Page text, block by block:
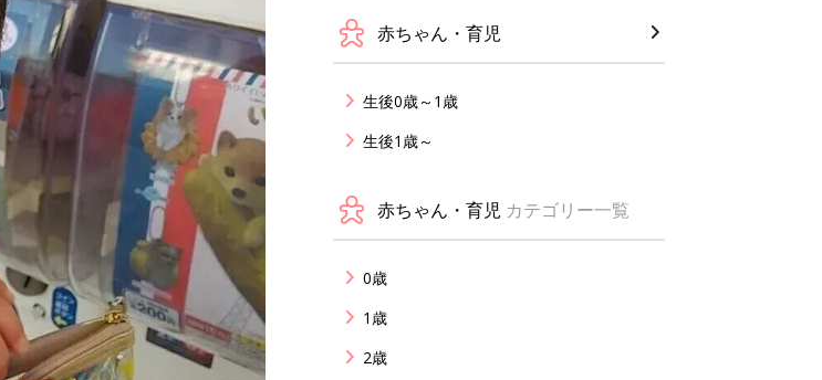
赤ちゃん・育児
生後0歳～1歳
生後1歳～
赤ちゃん・育児 カテゴリー一覧
0歳
1歳
2歳